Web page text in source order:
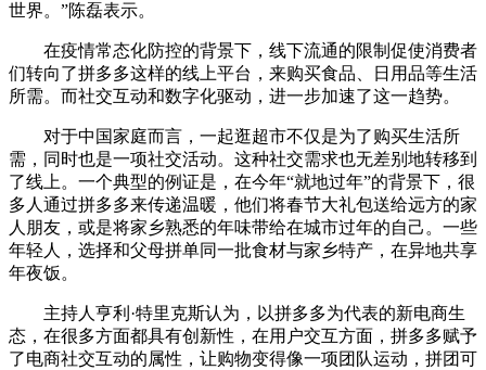
世界。”陈磊表示。
在疫情常态化防控的背景下，线下流通的限制促使消费者
们转向了拼多多这样的线上平台，来购买食品、日用品等生活
所需。而社交互动和数字化驱动，进一步加速了这一趋势。
对于中国家庭而言，一起逛超市不仅是为了购买生活所
需，同时也是一项社交活动。这种社交需求也无差别地转移到
了线上。一个典型的例证是，在今年“就地过年”的背景下，很
多人通过拼多多来传递温暖，他们将春节大礼包送给远方的家
人朋友，或是将家乡熟悉的年味带给在城市过年的自己。一些
年轻人，选择和父母拼单同一批食材与家乡特产，在异地共享
年夜饭。
主持人亨利·特里克斯认为，以拼多多为代表的新电商生
态，在很多方面都具有创新性，在用户交互方面，拼多多赋予
了电商社交互动的属性，让购物变得像一项团队运动，拼团可